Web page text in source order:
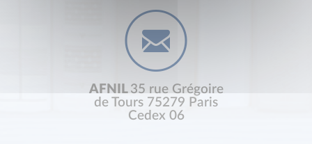
AFNIL 35 rue Grégoire
de Tours 75279 Paris
Cedex 06